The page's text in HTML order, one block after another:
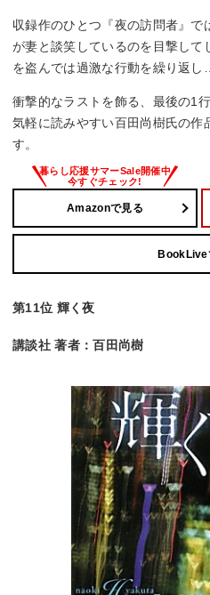
収録作のひとつ『夜の訪問者』
が妻と談笑しているのを目撃して
を盗んでは過激な行動を繰り返し
衝撃的なラストを飾る、最後の1
気軽に読みやすい百田尚樹氏の作
す。
Amazonで見る
BookLive
第11位 輝く夜
講談社 著者：百田尚樹